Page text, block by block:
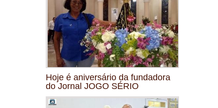
Hoje é aniversário da fundadora
do Jornal JOGO SÉRIO